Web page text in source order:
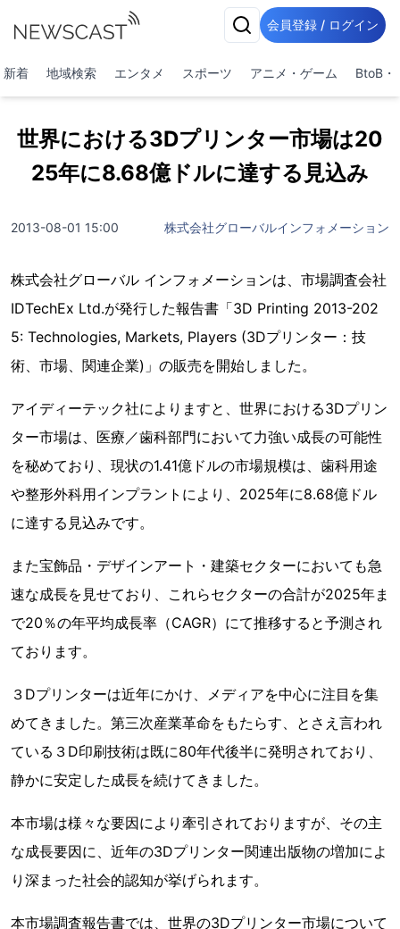
会員登録 / ログイン
新着 地域検索 エンタメ スポーツ アニメ・ゲーム BtoB・
世界における3Dプリンター市場は20
25年に8.68億ドルに達する見込み
2013-08-01 15:00 株式会社グローバルインフォメーション
株式会社グローバル インフォメーションは、市場調査会社
IDTechEx Ltd.が発行した報告書「3D Printing 2013-202
5: Technologies, Markets, Players (3Dプリンター：技
術、市場、関連企業)」の販売を開始しました。
アイディーテック社によりますと、世界における3Dプリン
ター市場は、医療／歯科部門において力強い成長の可能性
を秘めており、現状の1.41億ドルの市場規模は、歯科用途
や整形外科用インプラントにより、2025年に8.68億ドル
に達する見込みです。
また宝飾品・デザインアート・建築セクターにおいても急
速な成長を見せており、これらセクターの合計が2025年ま
で20％の年平均成長率（CAGR）にて推移すると予測され
ております。
３Dプリンターは近年にかけ、メディアを中心に注目を集
めてきました。第三次産業革命をもたらす、とさえ言われ
ている３D印刷技術は既に80年代後半に発明されており、
静かに安定した成長を続けてきました。
本市場は様々な要因により牽引されておりますが、その主
な成長要因に、近年の3Dプリンター関連出版物の増加によ
り深まった社会的認知が挙げられます。
本市場調査報告書では、世界の3Dプリンター市場について